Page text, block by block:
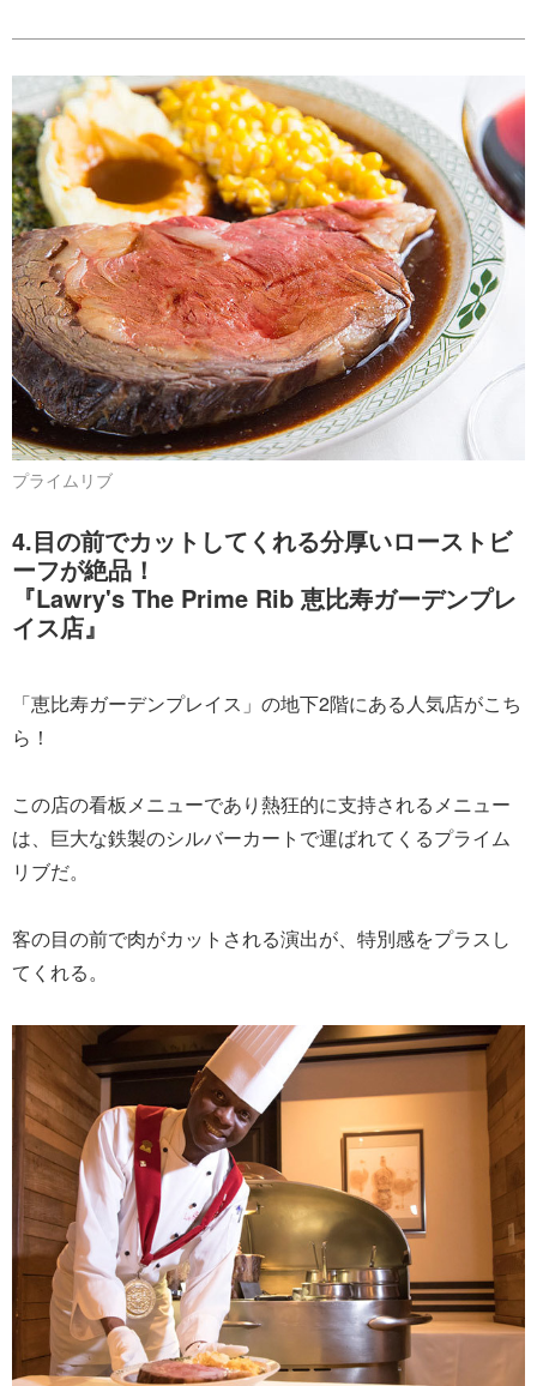
プライムリブ
4.目の前でカットしてくれる分厚いローストビ
ーフが絶品！
『Lawry's The Prime Rib 恵比寿ガーデンプレ
イス店』
「恵比寿ガーデンプレイス」の地下2階にある人気店がこち
ら！
この店の看板メニューであり熱狂的に支持されるメニュー
は、巨大な鉄製のシルバーカートで運ばれてくるプライム
リブだ。
客の目の前で肉がカットされる演出が、特別感をプラスし
てくれる。